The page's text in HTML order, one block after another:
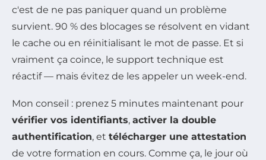
c'est de ne pas paniquer quand un problème
survient. 90 % des blocages se résolvent en vidant
le cache ou en réinitialisant le mot de passe. Et si
vraiment ça coince, le support technique est
réactif — mais évitez de les appeler un week-end.
Mon conseil : prenez 5 minutes maintenant pour
vérifier vos identifiants, activer la double
authentification, et télécharger une attestation
de votre formation en cours. Comme ça, le jour où